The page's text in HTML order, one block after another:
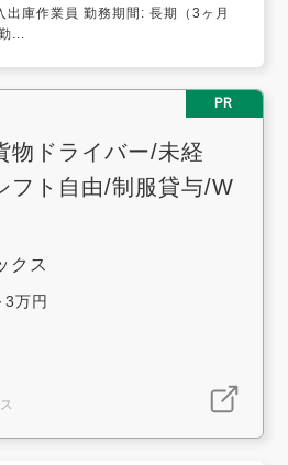
出庫作業員 勤務期間: 長期（3ヶ月
...
PR
物ドライバー/未経
フト自由/制服貸与/W
クス
万円